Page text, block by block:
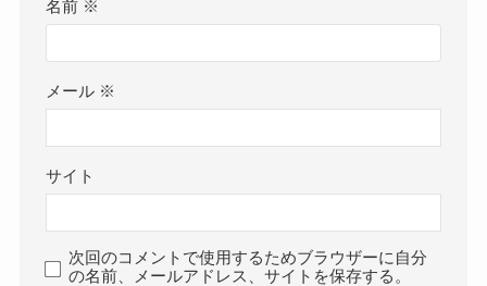
名前 ※
メール ※
サイト
次回のコメントで使用するためブラウザーに自分
の名前、メールアドレス、サイトを保存する。